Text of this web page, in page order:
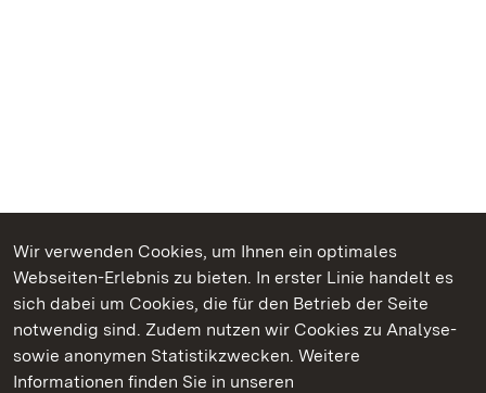
Wir verwenden Cookies, um Ihnen ein optimales
Webseiten-Erlebnis zu bieten. In erster Linie handelt es
sich dabei um Cookies, die für den Betrieb der Seite
notwendig sind. Zudem nutzen wir Cookies zu Analyse-
sowie anonymen Statistikzwecken. Weitere
Informationen finden Sie in unseren
Kommen. Staunen. Genießen.